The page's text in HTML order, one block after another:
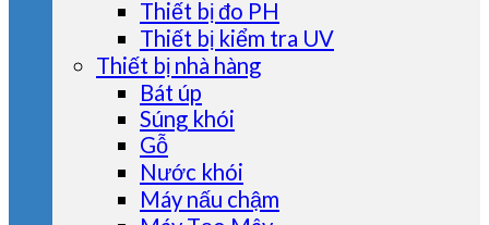
Thiết bị đo PH
Thiết bị kiểm tra UV
Thiết bị nhà hàng
Bát úp
Súng khói
Gỗ
Nước khói
Máy nấu chậm